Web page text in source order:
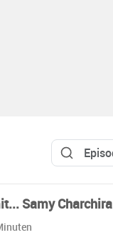
Samy Charchira